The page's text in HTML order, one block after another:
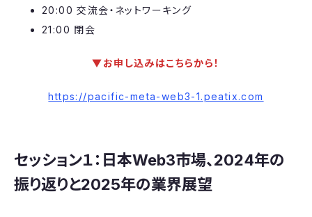
​​20:00 交流会・ネットワーキング
21:00 閉会
▼お申し込みはこちらから！
https://pacific-meta-web3-1.peatix.com
セッション１：日本Web3市場、2024年の
振り返りと2025年の業界展望